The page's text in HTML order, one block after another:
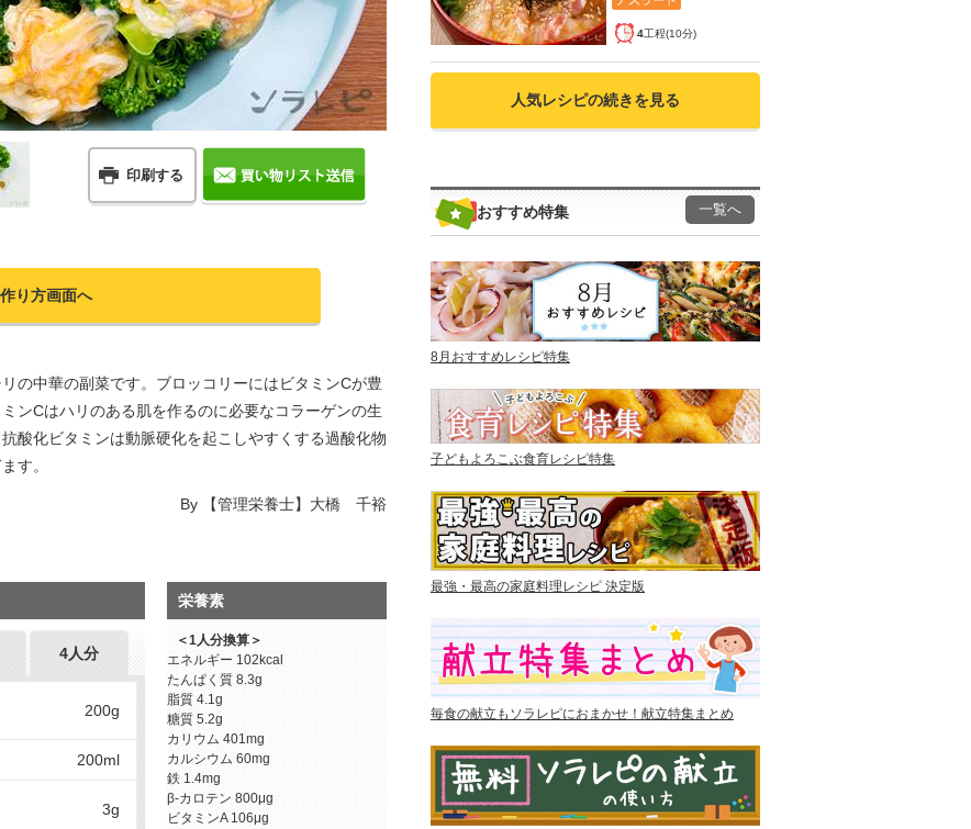
印刷する
作り方画面へ
の中華の副菜です。ブロッコリーにはビタミンCが豊
ンCはハリのある肌を作るのに必要なコラーゲンの生
酸化ビタミンは動脈硬化を起こしやすくする過酸化物
す。
By 【管理栄養士】大橋 千裕
4人分
200g
200ml
3g
栄養素
＜1人分換算＞
エネルギー 102kcal
たんぱく質 8.3g
脂質 4.1g
糖質 5.2g
カリウム 401mg
カルシウム 60mg
鉄 1.4mg
β-カロテン 800μg
ビタミンA 106μg
4工程(10分)
人気レシピの続きを見る
おすすめ特集 一覧へ
8月おすすめレシピ特集
子どもよろこぶ食育レシピ特集
最強・最高の家庭料理レシピ 決定版
毎食の献立もソラレピにおまかせ！献立特集まとめ